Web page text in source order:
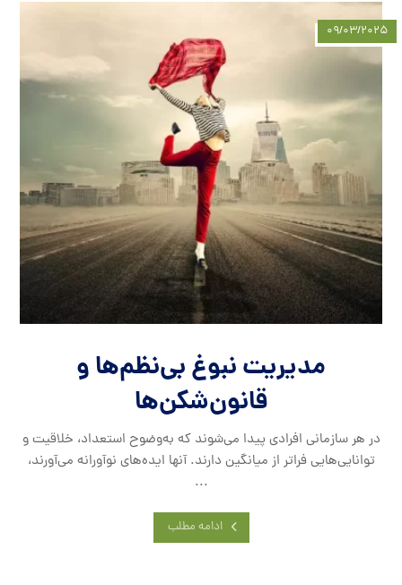
مدیریت نبوغ بی‌نظم‌ها و
قانون‌شکن‌ها
۰۹/۰۳/۲۰۲۵
در هر سازمانی افرادی پیدا می‌شوند که به‌وضوح استعداد، خلاقیت و
توانایی‌هایی فراتر از میانگین دارند. آنها ایده‌های نوآورانه می‌آورند،
...
ادامه مطلب